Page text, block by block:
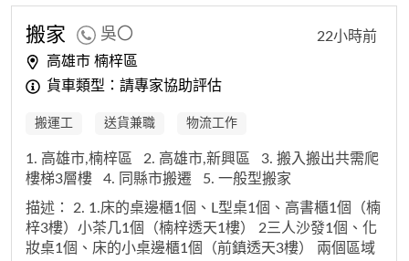
搬家 吳〇
高雄市 楠梓區
貨車類型：請專家協助評估
22小時前
搬運工 送貨兼職 物流工作
1. 高雄市,楠梓區 2. 高雄市,新興區
3. 搬入搬出共需爬
樓梯3層樓
4. 同縣市搬遷
5. 一般型搬家
描述： 2. 1.床的桌邊櫃1個、L型桌1個、高書櫃1個（楠
梓3樓）小茶几1個（楠梓透天1樓） 2三人沙發1個、化
妝桌1個、床的小桌邊櫃1個（前鎮透天3樓） 兩個區域